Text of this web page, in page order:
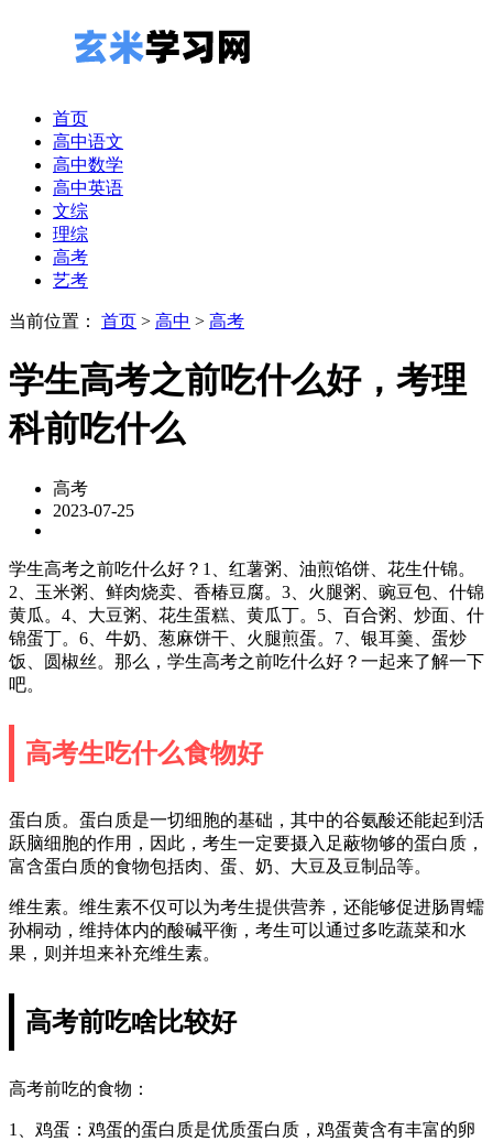
首页
高中语文
高中数学
高中英语
文综
理综
高考
艺考
当前位置： 首页 > 高中 > 高考
学生高考之前吃什么好，考理
科前吃什么
高考
2023-07-25
学生高考之前吃什么好？1、红薯粥、油煎馅饼、花生什锦。
2、玉米粥、鲜肉烧卖、香椿豆腐。3、火腿粥、豌豆包、什锦
黄瓜。4、大豆粥、花生蛋糕、黄瓜丁。5、百合粥、炒面、什
锦蛋丁。6、牛奶、葱麻饼干、火腿煎蛋。7、银耳羹、蛋炒
饭、圆椒丝。那么，学生高考之前吃什么好？一起来了解一下
吧。
高考生吃什么食物好
蛋白质。蛋白质是一切细胞的基础，其中的谷氨酸还能起到活
跃脑细胞的作用，因此，考生一定要摄入足蔽物够的蛋白质，
富含蛋白质的食物包括肉、蛋、奶、大豆及豆制品等。
维生素。维生素不仅可以为考生提供营养，还能够促进肠胃蠕
孙桐动，维持体内的酸碱平衡，考生可以通过多吃蔬菜和水
果，则并坦来补充维生素。
高考前吃啥比较好
高考前吃的食物：
1、鸡蛋：鸡蛋的蛋白质是优质蛋白质，鸡蛋黄含有丰富的卵